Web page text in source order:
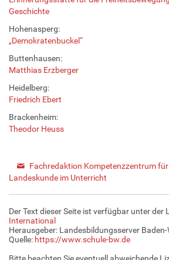
Geschichte
Hohenasperg:
„Demokratenbuckel“
Buttenhausen:
Matthias Erzberger
Heidelberg:
Friedrich Ebert
Brackenheim:
Theodor Heuss
Fachredaktion Kompetenzzentrum
Landeskunde im Unterricht
Der Text dieser Seite ist verfügbar unter der
International
Herausgeber: Landesbildungsserver
Quelle: https://www.schule-bw.de